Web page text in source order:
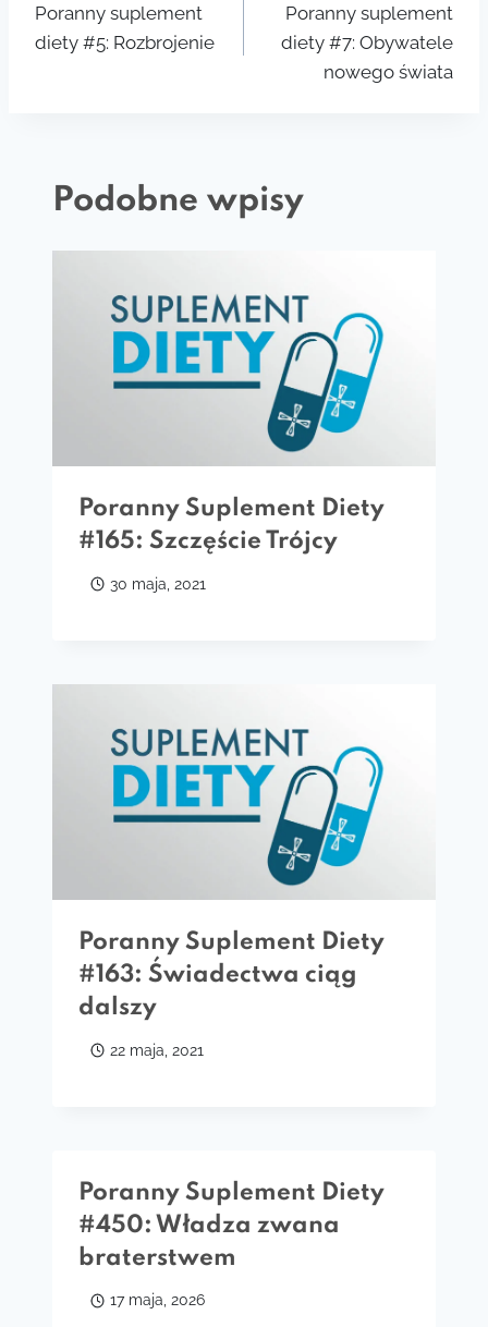
wpisu
Poranny suplement
diety #5: Rozbrojenie
Poranny suplement
diety #7: Obywatele
nowego świata
Podobne wpisy
Poranny Suplement Diety
#165: Szczęście Trójcy
30 maja, 2021
Poranny Suplement Diety
#163: Świadectwa ciąg
dalszy
22 maja, 2021
Poranny Suplement Diety
#450: Władza zwana
braterstwem
17 maja, 2026